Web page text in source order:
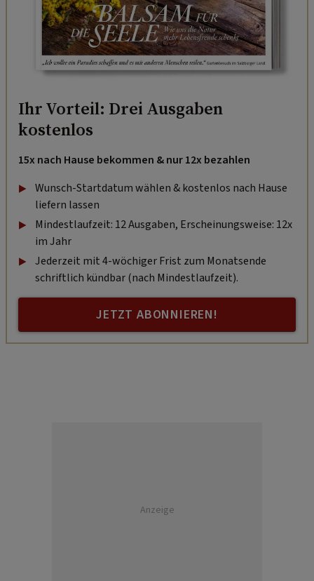
Ihr Vorteil: Drei Ausgaben
kostenlos
15x nach Hause bekommen & nur 12x bezahlen
Wunsch-Startdatum wählen & kostenlos nach Hause
liefern lassen
Mindestlaufzeit: 12 Ausgaben, Erscheinungsweise: 12x
im Jahr
Jederzeit mit 4-wöchiger Frist zum Monatsende
schriftlich kündbar (nach Mindestlaufzeit).
JETZT ABONNIEREN!
Anzeige